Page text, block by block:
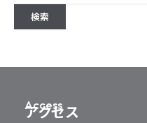
Access
アクセス